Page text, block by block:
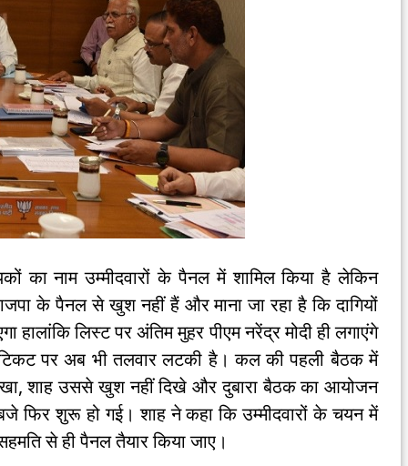
का नाम उम्मीदवारों के पैनल में शामिल किया है लेकिन
के पैनल से खुश नहीं हैं और माना जा रहा है कि दागियों
हालांकि लिस्ट पर अंतिम मुहर पीएम नरेंद्र मोदी ही लगाएंगे
टिकट पर अब भी तलवार लटकी है। कल की पहली बैठक में
शाह उससे खुश नहीं दिखे और दुबारा बैठक का आयोजन
फिर शुरू हो गई। शाह ने कहा कि उम्मीदवारों के चयन में
से ही पैनल तैयार किया जाए।